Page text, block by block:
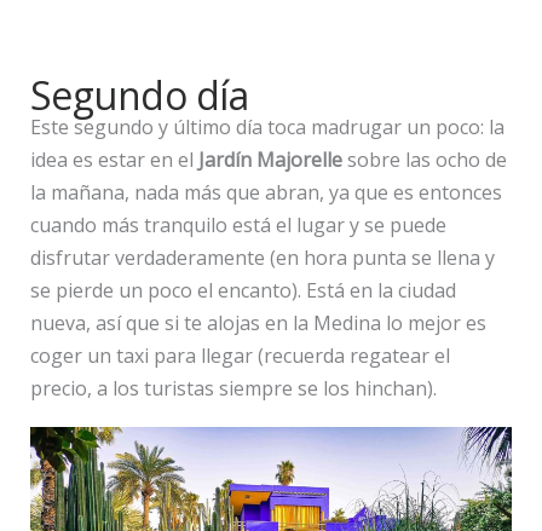
Segundo día
Este segundo y último día toca madrugar un poco: la
idea es estar en el Jardín Majorellesobre las ocho de
la mañana, nada más que abran, ya que es entonces
cuando más tranquilo está el lugar y se puede
disfrutar verdaderamente (en hora punta se llena y
se pierde un poco el encanto). Está en la ciudad
nueva, así que si te alojas en la Medina lo mejor es
coger un taxi para llegar (recuerda regatear el
precio, a los turistas siempre se los hinchan).